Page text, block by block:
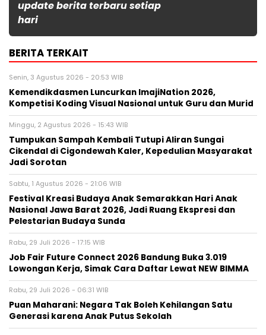
update berita terbaru setiap
hari
BERITA TERKAIT
Senin, 3 Agustus 2026 - 20:53 WIB
Kemendikdasmen Luncurkan ImajiNation 2026,
Kompetisi Koding Visual Nasional untuk Guru dan Murid
Minggu, 2 Agustus 2026 - 15:43 WIB
Tumpukan Sampah Kembali Tutupi Aliran Sungai
Cikendal di Cigondewah Kaler, Kepedulian Masyarakat
Jadi Sorotan
Sabtu, 1 Agustus 2026 - 21:06 WIB
Festival Kreasi Budaya Anak Semarakkan Hari Anak
Nasional Jawa Barat 2026, Jadi Ruang Ekspresi dan
Pelestarian Budaya Sunda
Rabu, 29 Juli 2026 - 17:15 WIB
Job Fair Future Connect 2026 Bandung Buka 3.019
Lowongan Kerja, Simak Cara Daftar Lewat NEW BIMMA
Rabu, 29 Juli 2026 - 06:31 WIB
Puan Maharani: Negara Tak Boleh Kehilangan Satu
Generasi karena Anak Putus Sekolah